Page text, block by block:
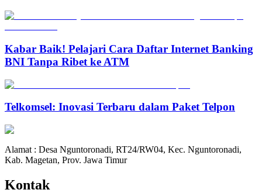
Kabar Baik! Pelajari Cara Daftar Internet Banking
BNI Tanpa Ribet ke ATM
Telkomsel: Inovasi Terbaru dalam Paket Telpon
Alamat : Desa Nguntoronadi, RT24/RW04, Kec. Nguntoronadi,
Kab. Magetan, Prov. Jawa Timur
Kontak